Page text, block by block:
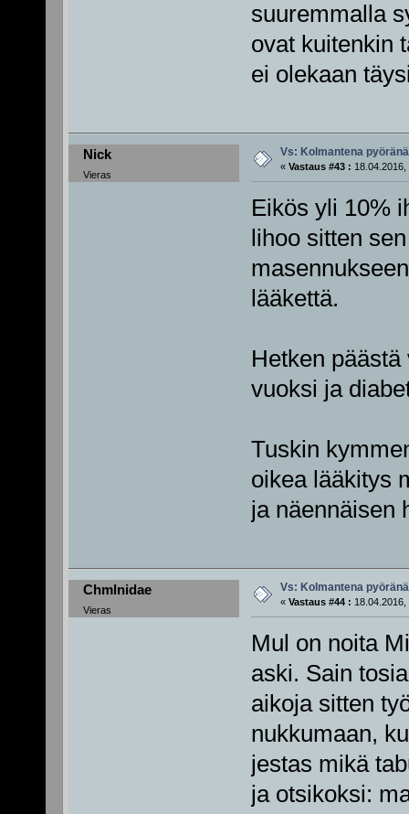
suuremmalla
ovat kuitenkin
ei olekaan
Nick
Vieras
Vs: Kolmantena
« Vastaus #43 : 18.04.2016,
Eikös yli 10%
lihoo sitten
lääkettä.
Hetken
vuoksi ja
Tuskin
oikea lääkitys
ja näennäisen
Chmlnidae
Vieras
Vs: Kolmantena
« Vastaus #44 : 18.04.2016,
Mul on noita
aski. Sain
aikoja sitten
nukkumaan,
jestas mikä
ja otsikoksi: